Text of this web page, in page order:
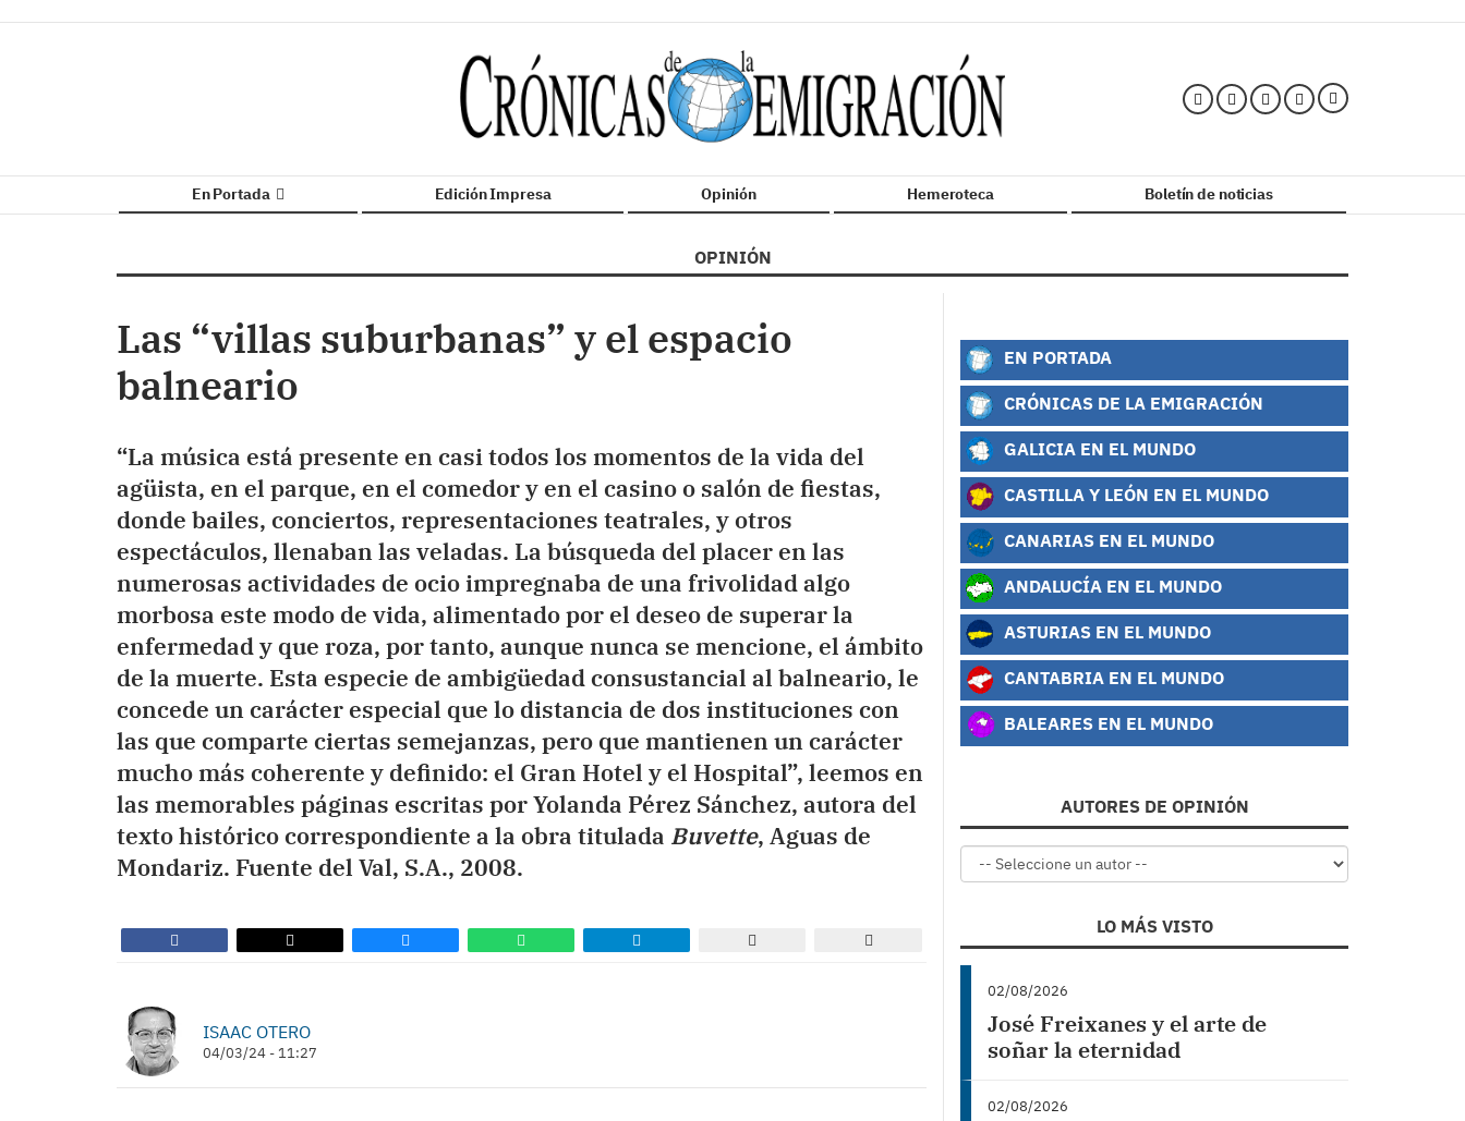
En Portada Edición Impresa Opinión Hemeroteca Boletín de noticias
OPINIÓN
Las “villas suburbanas” y el espacio
balneario
“La música está presente en casi todos los momentos de la vida del
agüista, en el parque, en el comedor y en el casino o salón de fiestas,
donde bailes, conciertos, representaciones teatrales, y otros
espectáculos, llenaban las veladas. La búsqueda del placer en las
numerosas actividades de ocio impregnaba de una frivolidad algo
morbosa este modo de vida, alimentado por el deseo de superar la
enfermedad y que roza, por tanto, aunque nunca se mencione, el ámbito
de la muerte. Esta especie de ambigüedad consustancial al balneario, le
concede un carácter especial que lo distancia de dos instituciones con
las que comparte ciertas semejanzas, pero que mantienen un carácter
mucho más coherente y definido: el Gran Hotel y el Hospital”, leemos en
las memorables páginas escritas por Yolanda Pérez Sánchez, autora del
texto histórico correspondiente a la obra titulada Buvette, Aguas de
Mondariz. Fuente del Val, S.A., 2008.
ISAAC OTERO
04/03/24 - 11:27
EN PORTADA
CRÓNICAS DE LA EMIGRACIÓN
GALICIA EN EL MUNDO
CASTILLA Y LEÓN EN EL MUNDO
CANARIAS EN EL MUNDO
ANDALUCÍA EN EL MUNDO
ASTURIAS EN EL MUNDO
CANTABRIA EN EL MUNDO
BALEARES EN EL MUNDO
AUTORES DE OPINIÓN
LO MÁS VISTO
02/08/2026
José Freixanes y el arte de
soñar la eternidad
02/08/2026